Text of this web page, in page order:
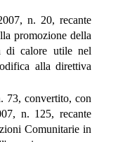
n. 20, recante
promozione della
di calore utile nel
alla direttiva
73, convertito, con
n. 125, recante
Comunitarie in